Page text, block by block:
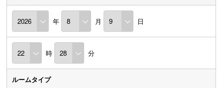
年 月 日
時 分
ルームタイプ